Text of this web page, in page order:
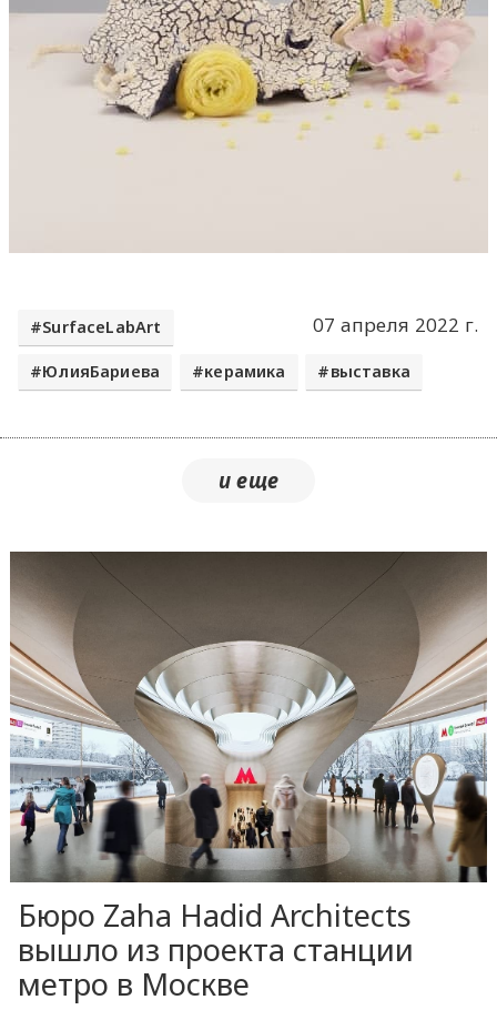
07 апреля 2022 г.
SurfaceLabArt
ЮлияБариева керамика выставка
Бюро Zaha Hadid Architects
вышло из проекта станции
метро в Москве